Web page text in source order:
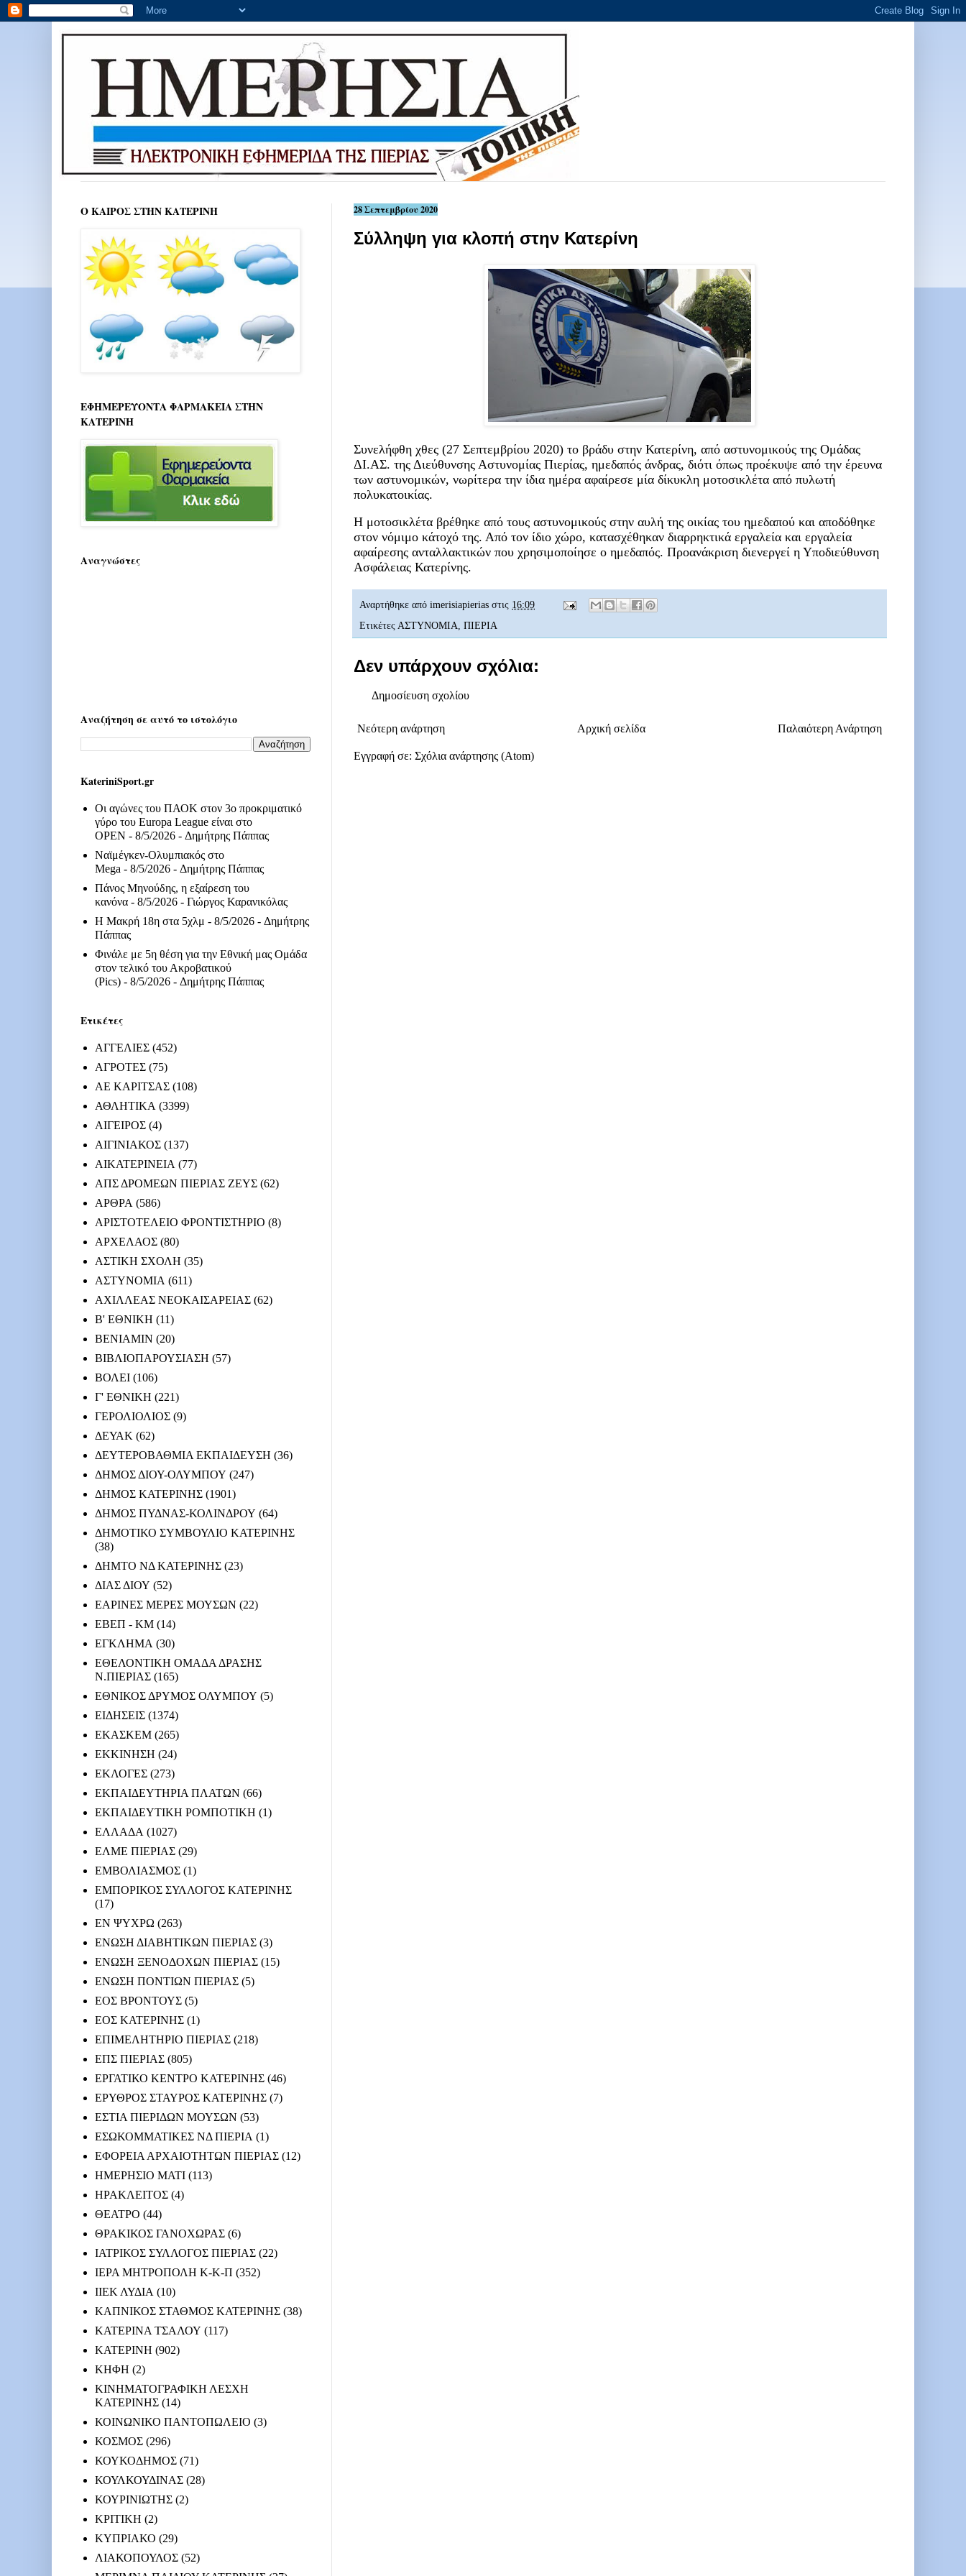
28 Σεπτεμβρίου 2020
Σύλληψη για κλοπή στην Κατερίνη
Συνελήφθη χθες (27 Σεπτεμβρίου 2020) το βράδυ στην Κατερίνη, από αστυνομικούς της Ομάδας
ΔΙ.ΑΣ. της Διεύθυνσης Αστυνομίας Πιερίας, ημεδαπός άνδρας, διότι όπως προέκυψε από την έρευνα
των αστυνομικών, νωρίτερα την ίδια ημέρα αφαίρεσε μία δίκυκλη μοτοσικλέτα από πυλωτή
πολυκατοικίας.
Η μοτοσικλέτα βρέθηκε από τους αστυνομικούς στην αυλή της οικίας του ημεδαπού και αποδόθηκε
στον νόμιμο κάτοχό της. Από τον ίδιο χώρο, κατασχέθηκαν διαρρηκτικά εργαλεία και εργαλεία
αφαίρεσης ανταλλακτικών που χρησιμοποίησε ο ημεδαπός. Προανάκριση διενεργεί η Υποδιεύθυνση
Ασφάλειας Κατερίνης.
Αναρτήθηκε από imerisiapierias στις 16:09
Ετικέτες ΑΣΤΥΝΟΜΙΑ, ΠΙΕΡΙΑ
Δεν υπάρχουν σχόλια:
Δημοσίευση σχολίου
Νεότερη ανάρτηση Παλαιότερη Ανάρτηση
Αρχική σελίδα
Εγγραφή σε: Σχόλια ανάρτησης (Atom)
Ο ΚΑΙΡΟΣ ΣΤΗΝ ΚΑΤΕΡΙΝΗ
ΕΦΗΜΕΡΕΥΟΝΤΑ ΦΑΡΜΑΚΕΙΑ ΣΤΗΝ
ΚΑΤΕΡΙΝΗ
Αναγνώστες
Αναζήτηση σε αυτό το ιστολόγιο
KateriniSport.gr
Οι αγώνες του ΠΑΟΚ στον 3ο προκριματικό
γύρο του Europa League είναι στο
OPEN - 8/5/2026 - Δημήτρης Πάππας
Ναϊμέγκεν-Ολυμπιακός στο
Mega - 8/5/2026 - Δημήτρης Πάππας
Πάνος Μηνούδης, η εξαίρεση του
κανόνα - 8/5/2026 - Γιώργος Καρανικόλας
Η Μακρή 18η στα 5χλμ - 8/5/2026 - Δημήτρης
Πάππας
Φινάλε με 5η θέση για την Εθνική μας Ομάδα
στον τελικό του Ακροβατικού
(Pics) - 8/5/2026 - Δημήτρης Πάππας
Ετικέτες
ΑΓΓΕΛΙΕΣ (452)
ΑΓΡΟΤΕΣ (75)
ΑΕ ΚΑΡΙΤΣΑΣ (108)
ΑΘΛΗΤΙΚΑ (3399)
ΑΙΓΕΙΡΟΣ (4)
ΑΙΓΙΝΙΑΚΟΣ (137)
ΑΙΚΑΤΕΡΙΝΕΙΑ (77)
ΑΠΣ ΔΡΟΜΕΩΝ ΠΙΕΡΙΑΣ ΖΕΥΣ (62)
ΑΡΘΡΑ (586)
ΑΡΙΣΤΟΤΕΛΕΙΟ ΦΡΟΝΤΙΣΤΗΡΙΟ (8)
ΑΡΧΕΛΑΟΣ (80)
ΑΣΤΙΚΗ ΣΧΟΛΗ (35)
ΑΣΤΥΝΟΜΙΑ (611)
ΑΧΙΛΛΕΑΣ ΝΕΟΚΑΙΣΑΡΕΙΑΣ (62)
Β' ΕΘΝΙΚΗ (11)
ΒΕΝΙΑΜΙΝ (20)
ΒΙΒΛΙΟΠΑΡΟΥΣΙΑΣΗ (57)
ΒΟΛΕΙ (106)
Γ' ΕΘΝΙΚΗ (221)
ΓΕΡΟΛΙΟΛΙΟΣ (9)
ΔΕΥΑΚ (62)
ΔΕΥΤΕΡΟΒΑΘΜΙΑ ΕΚΠΑΙΔΕΥΣΗ (36)
ΔΗΜΟΣ ΔΙΟΥ-ΟΛΥΜΠΟΥ (247)
ΔΗΜΟΣ ΚΑΤΕΡΙΝΗΣ (1901)
ΔΗΜΟΣ ΠΥΔΝΑΣ-ΚΟΛΙΝΔΡΟΥ (64)
ΔΗΜΟΤΙΚΟ ΣΥΜΒΟΥΛΙΟ ΚΑΤΕΡΙΝΗΣ
(38)
ΔΗΜΤΟ ΝΔ ΚΑΤΕΡΙΝΗΣ (23)
ΔΙΑΣ ΔΙΟΥ (52)
ΕΑΡΙΝΕΣ ΜΕΡΕΣ ΜΟΥΣΩΝ (22)
ΕΒΕΠ - ΚΜ (14)
ΕΓΚΛΗΜΑ (30)
ΕΘΕΛΟΝΤΙΚΗ ΟΜΑΔΑ ΔΡΑΣΗΣ
Ν.ΠΙΕΡΙΑΣ (165)
ΕΘΝΙΚΟΣ ΔΡΥΜΟΣ ΟΛΥΜΠΟΥ (5)
ΕΙΔΗΣΕΙΣ (1374)
ΕΚΑΣΚΕΜ (265)
ΕΚΚΙΝΗΣΗ (24)
ΕΚΛΟΓΕΣ (273)
ΕΚΠΑΙΔΕΥΤΗΡΙΑ ΠΛΑΤΩΝ (66)
ΕΚΠΑΙΔΕΥΤΙΚΗ ΡΟΜΠΟΤΙΚΗ (1)
ΕΛΛΑΔΑ (1027)
ΕΛΜΕ ΠΙΕΡΙΑΣ (29)
ΕΜΒΟΛΙΑΣΜΟΣ (1)
ΕΜΠΟΡΙΚΟΣ ΣΥΛΛΟΓΟΣ ΚΑΤΕΡΙΝΗΣ
(17)
ΕΝ ΨΥΧΡΩ (263)
ΕΝΩΣΗ ΔΙΑΒΗΤΙΚΩΝ ΠΙΕΡΙΑΣ (3)
ΕΝΩΣΗ ΞΕΝΟΔΟΧΩΝ ΠΙΕΡΙΑΣ (15)
ΕΝΩΣΗ ΠΟΝΤΙΩΝ ΠΙΕΡΙΑΣ (5)
ΕΟΣ ΒΡΟΝΤΟΥΣ (5)
ΕΟΣ ΚΑΤΕΡΙΝΗΣ (1)
ΕΠΙΜΕΛΗΤΗΡΙΟ ΠΙΕΡΙΑΣ (218)
ΕΠΣ ΠΙΕΡΙΑΣ (805)
ΕΡΓΑΤΙΚΟ ΚΕΝΤΡΟ ΚΑΤΕΡΙΝΗΣ (46)
ΕΡΥΘΡΟΣ ΣΤΑΥΡΟΣ ΚΑΤΕΡΙΝΗΣ (7)
ΕΣΤΙΑ ΠΙΕΡΙΔΩΝ ΜΟΥΣΩΝ (53)
ΕΣΩΚΟΜΜΑΤΙΚΕΣ ΝΔ ΠΙΕΡΙΑ (1)
ΕΦΟΡΕΙΑ ΑΡΧΑΙΟΤΗΤΩΝ ΠΙΕΡΙΑΣ (12)
ΗΜΕΡΗΣΙΟ ΜΑΤΙ (113)
ΗΡΑΚΛΕΙΤΟΣ (4)
ΘΕΑΤΡΟ (44)
ΘΡΑΚΙΚΟΣ ΓΑΝΟΧΩΡΑΣ (6)
ΙΑΤΡΙΚΟΣ ΣΥΛΛΟΓΟΣ ΠΙΕΡΙΑΣ (22)
ΙΕΡΑ ΜΗΤΡΟΠΟΛΗ Κ-Κ-Π (352)
ΙΙΕΚ ΛΥΔΙΑ (10)
ΚΑΠΝΙΚΟΣ ΣΤΑΘΜΟΣ ΚΑΤΕΡΙΝΗΣ (38)
ΚΑΤΕΡΙΝΑ ΤΣΑΛΟΥ (117)
ΚΑΤΕΡΙΝΗ (902)
ΚΗΦΗ (2)
ΚΙΝΗΜΑΤΟΓΡΑΦΙΚΗ ΛΕΣΧΗ
ΚΑΤΕΡΙΝΗΣ (14)
ΚΟΙΝΩΝΙΚΟ ΠΑΝΤΟΠΩΛΕΙΟ (3)
ΚΟΣΜΟΣ (296)
ΚΟΥΚΟΔΗΜΟΣ (71)
ΚΟΥΛΚΟΥΔΙΝΑΣ (28)
ΚΟΥΡΙΝΙΩΤΗΣ (2)
ΚΡΙΤΙΚΗ (2)
ΚΥΠΡΙΑΚΟ (29)
ΛΙΑΚΟΠΟΥΛΟΣ (52)